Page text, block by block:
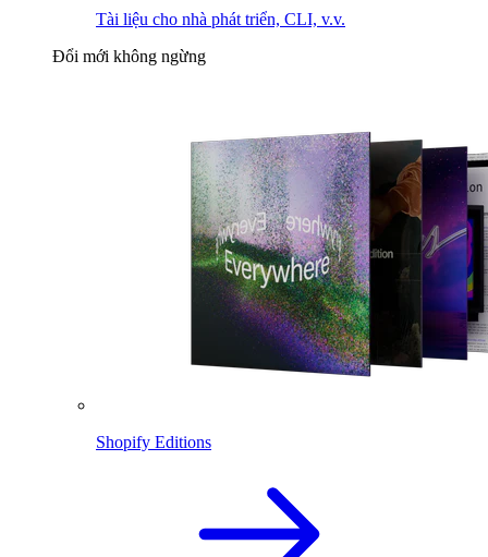
Tài liệu cho nhà phát triển, CLI, v.v.
Đổi mới không ngừng
Shopify Editions